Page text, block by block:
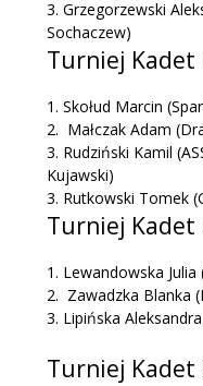
3. Grzegorzewski
Sochaczew)
Turniej Kadet
1. Skołud Marcin
2. Małczak Adam
3. Rudziński Kamil
Kujawski)
3. Rutkowski Tomek
Turniej Kadet
1. Lewandowska Julia
2. Zawadzka Blanka
3. Lipińska
Turniej Kadet